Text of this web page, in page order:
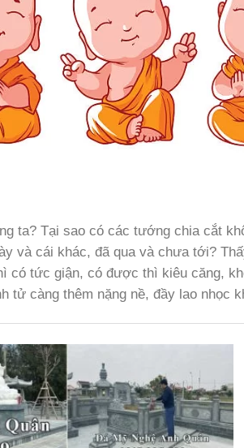
ta? Tại sao có các tướng chia cắt
và cái khác, đã qua và chưa tới?
có tức giận, có được thì kiêu căng,
tử càng thêm nặng nề, đầy lao nhọc